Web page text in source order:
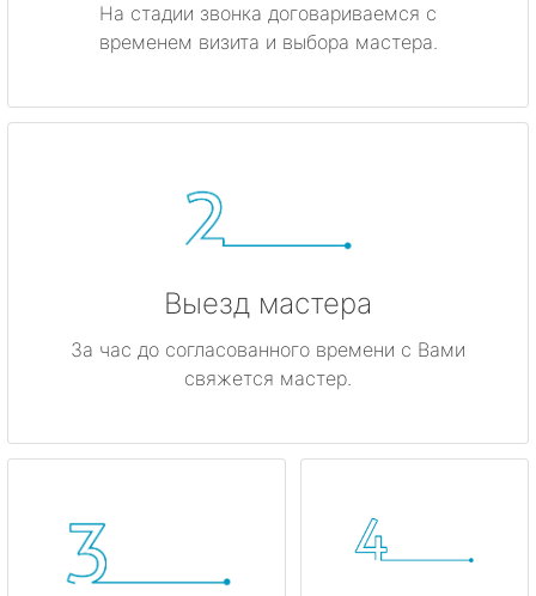
На стадии звонка договариваемся с
временем визита и выбора мастера.
Выезд мастера
За час до согласованного времени с Вами
свяжется мастер.